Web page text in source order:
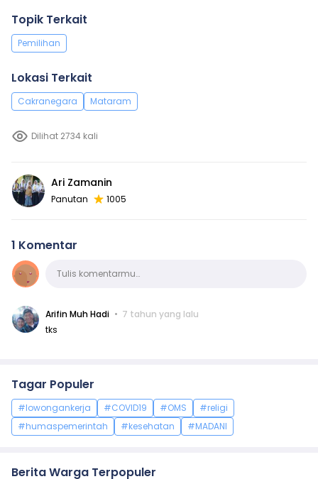
Topik Terkait
Pemilihan
Lokasi Terkait
Cakranegara Mataram
Dilihat 2734 kali
Ari Zamanin
Panutan 1005
1 Komentar
KomentarTulis komentarmu…
Arifin Muh Hadi
7 tahun yang lalu
tks
Tagar Populer
#lowongankerja #COVID19 #OMS
#religi
#humaspemerintah
#kesehatan #MADANI
Berita Warga Terpopuler